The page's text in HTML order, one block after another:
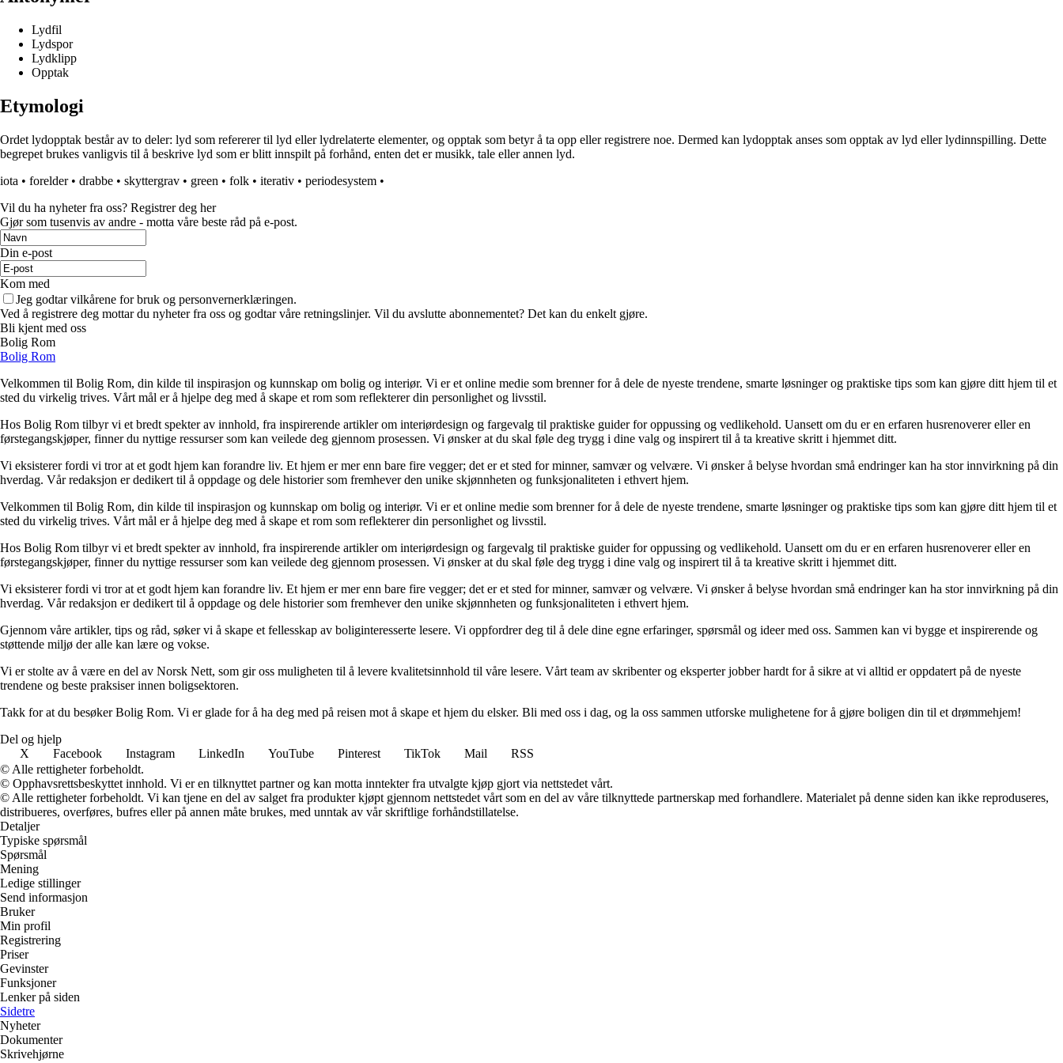
Lydfil
Lydspor
Lydklipp
Opptak
Etymologi
Ordet lydopptak består av to deler: lyd som refererer til lyd eller lydrelaterte elementer, og opptak som betyr å ta opp eller registrere noe. Dermed kan lydopptak anses som opptak av lyd eller lydinnspilling. Dette
begrepet brukes vanligvis til å beskrive lyd som er blitt innspilt på forhånd, enten det er musikk, tale eller annen lyd.
iota • forelder• drabbe • skyttergrav • green • folk • iterativ • periodesystem •
Vil du ha nyheter fra oss? Registrer deg her
Gjør som tusenvis av andre - motta våre beste råd på e-post.
Din e-post
Kom med
Jeg godtar vilkårene for bruk og personvernerklæringen.
Ved å registrere deg mottar du nyheter fra oss og godtar våre retningslinjer. Vil du avslutte abonnementet? Det kan du enkelt gjøre.
Bli kjent med oss
Bolig Rom
Bolig Rom
Velkommen til Bolig Rom, din kilde til inspirasjon og kunnskap om bolig og interiør. Vi er et online medie som brenner for å dele de nyeste trendene, smarte løsninger og praktiske tips som kan gjøre ditt hjem til et
sted du virkelig trives. Vårt mål er å hjelpe deg med å skape et rom som reflekterer din personlighet og livsstil.
Hos Bolig Rom tilbyr vi et bredt spekter av innhold, fra inspirerende artikler om interiørdesign og fargevalg til praktiske guider for oppussing og vedlikehold. Uansett om du er en erfaren husrenoverer eller en
førstegangskjøper, finner du nyttige ressurser som kan veilede deg gjennom prosessen. Vi ønsker at du skal føle deg trygg i dine valg og inspirert til å ta kreative skritt i hjemmet ditt.
Vi eksisterer fordi vi tror at et godt hjem kan forandre liv. Et hjem er mer enn bare fire vegger; det er et sted for minner, samvær og velvære. Vi ønsker å belyse hvordan små endringer kan ha stor innvirkning på din
hverdag. Vår redaksjon er dedikert til å oppdage og dele historier som fremhever den unike skjønnheten og funksjonaliteten i ethvert hjem.
Velkommen til Bolig Rom, din kilde til inspirasjon og kunnskap om bolig og interiør. Vi er et online medie som brenner for å dele de nyeste trendene, smarte løsninger og praktiske tips som kan gjøre ditt hjem til et
sted du virkelig trives. Vårt mål er å hjelpe deg med å skape et rom som reflekterer din personlighet og livsstil.
Hos Bolig Rom tilbyr vi et bredt spekter av innhold, fra inspirerende artikler om interiørdesign og fargevalg til praktiske guider for oppussing og vedlikehold. Uansett om du er en erfaren husrenoverer eller en
førstegangskjøper, finner du nyttige ressurser som kan veilede deg gjennom prosessen. Vi ønsker at du skal føle deg trygg i dine valg og inspirert til å ta kreative skritt i hjemmet ditt.
Vi eksisterer fordi vi tror at et godt hjem kan forandre liv. Et hjem er mer enn bare fire vegger; det er et sted for minner, samvær og velvære. Vi ønsker å belyse hvordan små endringer kan ha stor innvirkning på din
hverdag. Vår redaksjon er dedikert til å oppdage og dele historier som fremhever den unike skjønnheten og funksjonaliteten i ethvert hjem.
Gjennom våre artikler, tips og råd, søker vi å skape et fellesskap av boliginteresserte lesere. Vi oppfordrer deg til å dele dine egne erfaringer, spørsmål og ideer med oss. Sammen kan vi bygge et inspirerende og
støttende miljø der alle kan lære og vokse.
Vi er stolte av å være en del av Norsk Nett, som gir oss muligheten til å levere kvalitetsinnhold til våre lesere. Vårt team av skribenter og eksperter jobber hardt for å sikre at vi alltid er oppdatert på de nyeste
trendene og beste praksiser innen boligsektoren.
Takk for at du besøker Bolig Rom. Vi er glade for å ha deg med på reisen mot å skape et hjem du elsker. Bli med oss i dag, og la oss sammen utforske mulighetene for å gjøre boligen din til et drømmehjem!
Del og hjelp
X
Facebook Instagram LinkedIn YouTube Pinterest TikTok Mail
RSS
© Alle rettigheter forbeholdt.
© Opphavsrettsbeskyttet innhold. Vi er en tilknyttet partner og kan motta inntekter fra utvalgte kjøp gjort via nettstedet vårt.
© Alle rettigheter forbeholdt. Vi kan tjene en del av salget fra produkter kjøpt gjennom nettstedet vårt som en del av våre tilknyttede partnerskap med forhandlere. Materialet på denne siden kan ikke reproduseres,
distribueres, overføres, bufres eller på annen måte brukes, med unntak av vår skriftlige forhåndstillatelse.
Detaljer
Typiske spørsmål
Spørsmål
Mening
Ledige stillinger
Send informasjon
Bruker
Min profil
Registrering
Priser
Gevinster
Funksjoner
Lenker på siden
Sidetre
Nyheter
Dokumenter
Skrivehjørne